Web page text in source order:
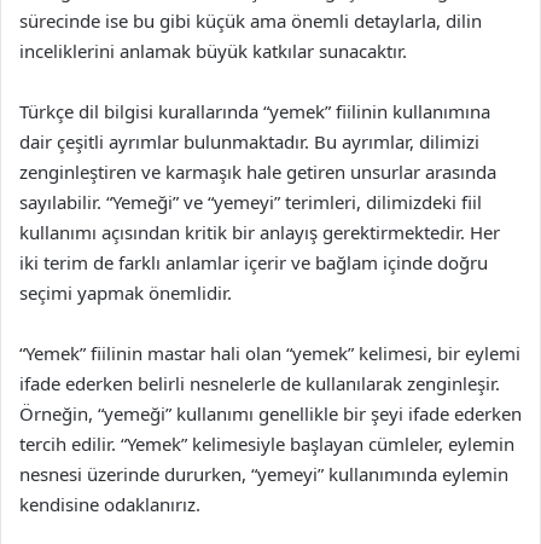
sürecinde ise bu gibi küçük ama önemli detaylarla, dilin
inceliklerini anlamak büyük katkılar sunacaktır.
Türkçe dil bilgisi kurallarında “yemek” fiilinin kullanımına
dair çeşitli ayrımlar bulunmaktadır. Bu ayrımlar, dilimizi
zenginleştiren ve karmaşık hale getiren unsurlar arasında
sayılabilir. “Yemeği” ve “yemeyi” terimleri, dilimizdeki fiil
kullanımı açısından kritik bir anlayış gerektirmektedir. Her
iki terim de farklı anlamlar içerir ve bağlam içinde doğru
seçimi yapmak önemlidir.
“Yemek” fiilinin mastar hali olan “yemek” kelimesi, bir eylemi
ifade ederken belirli nesnelerle de kullanılarak zenginleşir.
Örneğin, “yemeği” kullanımı genellikle bir şeyi ifade ederken
tercih edilir. “Yemek” kelimesiyle başlayan cümleler, eylemin
nesnesi üzerinde dururken, “yemeyi” kullanımında eylemin
kendisine odaklanırız.